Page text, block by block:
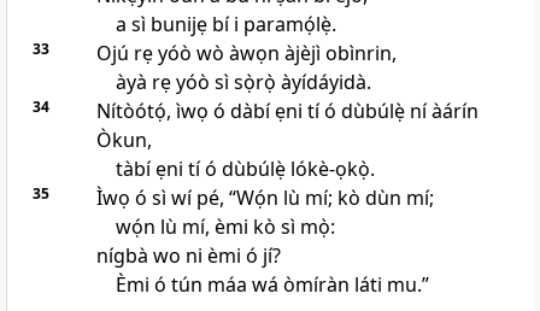
a sì bunijẹ bí i paramọ́lẹ̀.
33
Ojú rẹ yóò wò àwọn àjèjì obìnrin,
àyà rẹ yóò sì sọ̀rọ̀ àyídáyidà.
34
Nítòótọ́, ìwọ ó dàbí ẹni tí ó dùbúlẹ̀ ní àárín
Òkun,
tàbí ẹni tí ó dùbúlẹ̀ lókè-ọkọ̀.
35
Ìwọ ó sì wí pé, “Wọ́n lù mí; kò dùn mí;
wọ́n lù mí, èmi kò sì mọ̀:
nígbà wo ni èmi ó jí?
Èmi ó tún máa wá òmíràn láti mu.”